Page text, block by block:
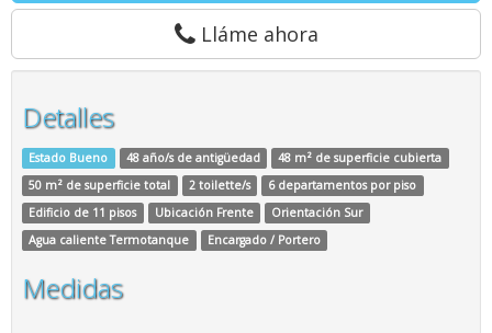
Lláme ahora
Detalles
Estado Bueno 48 año/s de antigüedad
48 m² de superficie cubierta
50 m² de superficie total
2 toilette/s
6 departamentos por piso
Edificio de 11 pisos
Ubicación Frente
Orientación Sur
Agua caliente Termotanque
Encargado / Portero
Medidas